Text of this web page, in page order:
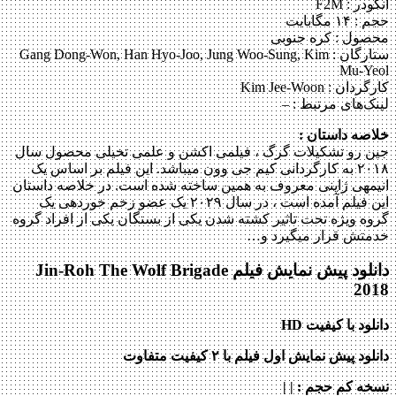
انکودر : F2M
حجم : ۱۴ مگابایت
محصول : کره جنوبی
ستارگان :Gang Dong-Won, Han Hyo-Joo, Jung Woo-Sung, Kim
Mu-Yeol
کارگردان :Kim Jee-Woon
لینک‌های مرتبط :–
خلاصه داستان :
جین رو تشکیلات گرگ ، فیلمی اکشن و علمی تخیلی محصول سال
۲۰۱۸ به کارگردانی کیم جی وون می‎باشد. این فیلم بر اساس یک
انیمه‎ی ژاپنی معروف به همین ساخته شده است. در خلاصه داستان
این فیلم آمده است ، در سال ۲۰۲۹ یک عضو زخم خورده‎ی یک
گروه ویژه تحت تاثیر کشته شدن یکی از بستگان یکی از افراد گروه
خدمتش قرار می‎گیرد و…
دانلود پیش نمایش فیلم Jin-Roh The Wolf Brigade
2018
دانلود با کیفیت HD
دانلود پیش نمایش اول فیلم با ۲ کیفیت متفاوت
نسخه کم حجم: | |